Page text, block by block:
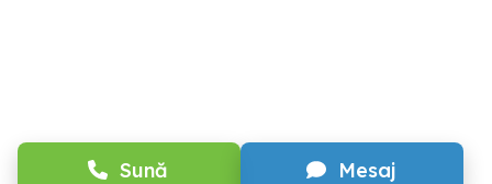
Sună Mesaj